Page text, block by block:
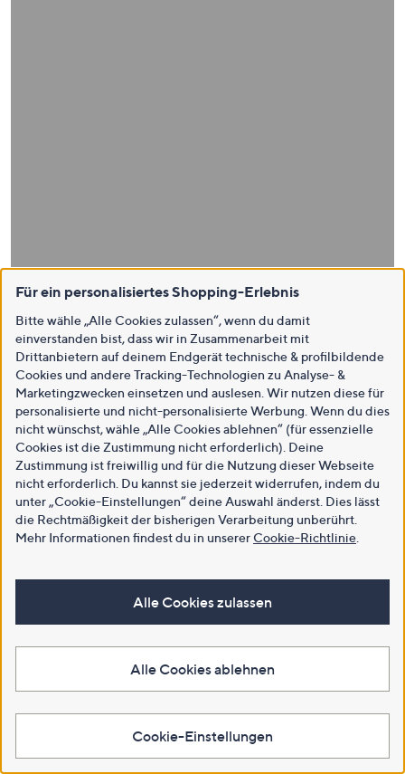
Für ein personalisiertes Shopping-Erlebnis
Bitte wähle „Alle Cookies zulassen“, wenn du damit
einverstanden bist, dass wir in Zusammenarbeit mit
Drittanbietern auf deinem Endgerät technische & profilbildende
Cookies und andere Tracking-Technologien zu Analyse- &
Marketingzwecken einsetzen und auslesen. Wir nutzen diese für
personalisierte und nicht-personalisierte Werbung. Wenn du dies
nicht wünschst, wähle „Alle Cookies ablehnen“ (für essenzielle
Cookies ist die Zustimmung nicht erforderlich). Deine
Zustimmung ist freiwillig und für die Nutzung dieser Webseite
nicht erforderlich. Du kannst sie jederzeit widerrufen, indem du
unter „Cookie-Einstellungen“ deine Auswahl änderst. Dies lässt
die Rechtmäßigkeit der bisherigen Verarbeitung unberührt.
Mehr Informationen findest du in unsererCookie-Richtlinie
Alle Cookies zulassen
Alle Cookies ablehnen
Cookie-Einstellungen